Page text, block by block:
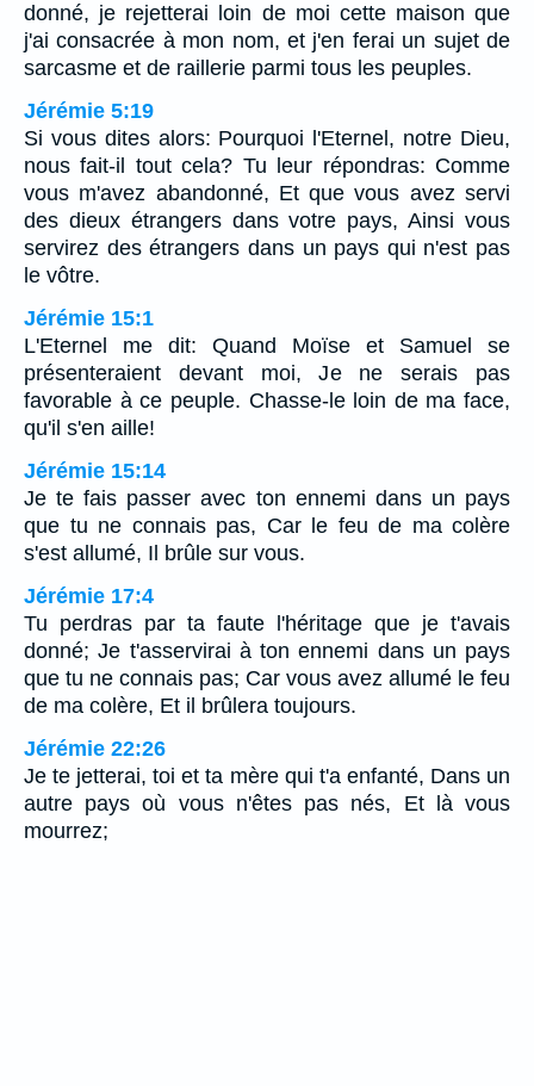
donné, je rejetterai loin de moi cette maison que
j'ai consacrée à mon nom, et j'en ferai un sujet de
sarcasme et de raillerie parmi tous les peuples.
Jérémie 5:19
Si vous dites alors: Pourquoi l'Eternel, notre Dieu,
nous fait-il tout cela? Tu leur répondras: Comme
vous m'avez abandonné, Et que vous avez servi
des dieux étrangers dans votre pays, Ainsi vous
servirez des étrangers dans un pays qui n'est pas
le vôtre.
Jérémie 15:1
L'Eternel me dit: Quand Moïse et Samuel se
présenteraient devant moi, Je ne serais pas
favorable à ce peuple. Chasse-le loin de ma face,
qu'il s'en aille!
Jérémie 15:14
Je te fais passer avec ton ennemi dans un pays
que tu ne connais pas, Car le feu de ma colère
s'est allumé, Il brûle sur vous.
Jérémie 17:4
Tu perdras par ta faute l'héritage que je t'avais
donné; Je t'asservirai à ton ennemi dans un pays
que tu ne connais pas; Car vous avez allumé le feu
de ma colère, Et il brûlera toujours.
Jérémie 22:26
Je te jetterai, toi et ta mère qui t'a enfanté, Dans un
autre pays où vous n'êtes pas nés, Et là vous
mourrez;